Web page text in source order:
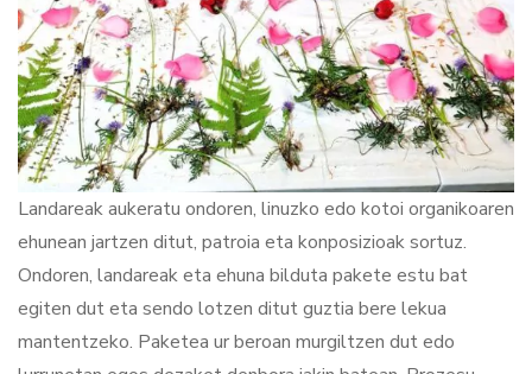
Landareak aukeratu ondoren, linuzko edo kotoi organikoaren
ehunean jartzen ditut, patroia eta konposizioak sortuz.
Ondoren, landareak eta ehuna bilduta pakete estu bat
egiten dut eta sendo lotzen ditut guztia bere lekua
mantentzeko. Paketea ur beroan murgiltzen dut edo